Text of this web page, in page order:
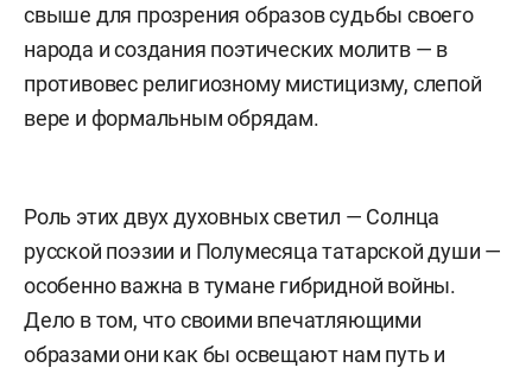
свыше для прозрения образов судьбы своего
народа и создания поэтических молитв — в
противовес религиозному мистицизму, слепой
вере и формальным обрядам.
Роль этих двух духовных светил — Солнца
русской поэзии и Полумесяца татарской души —
особенно важна в тумане гибридной войны.
Дело в том, что своими впечатляющими
образами они как бы освещают нам путь и